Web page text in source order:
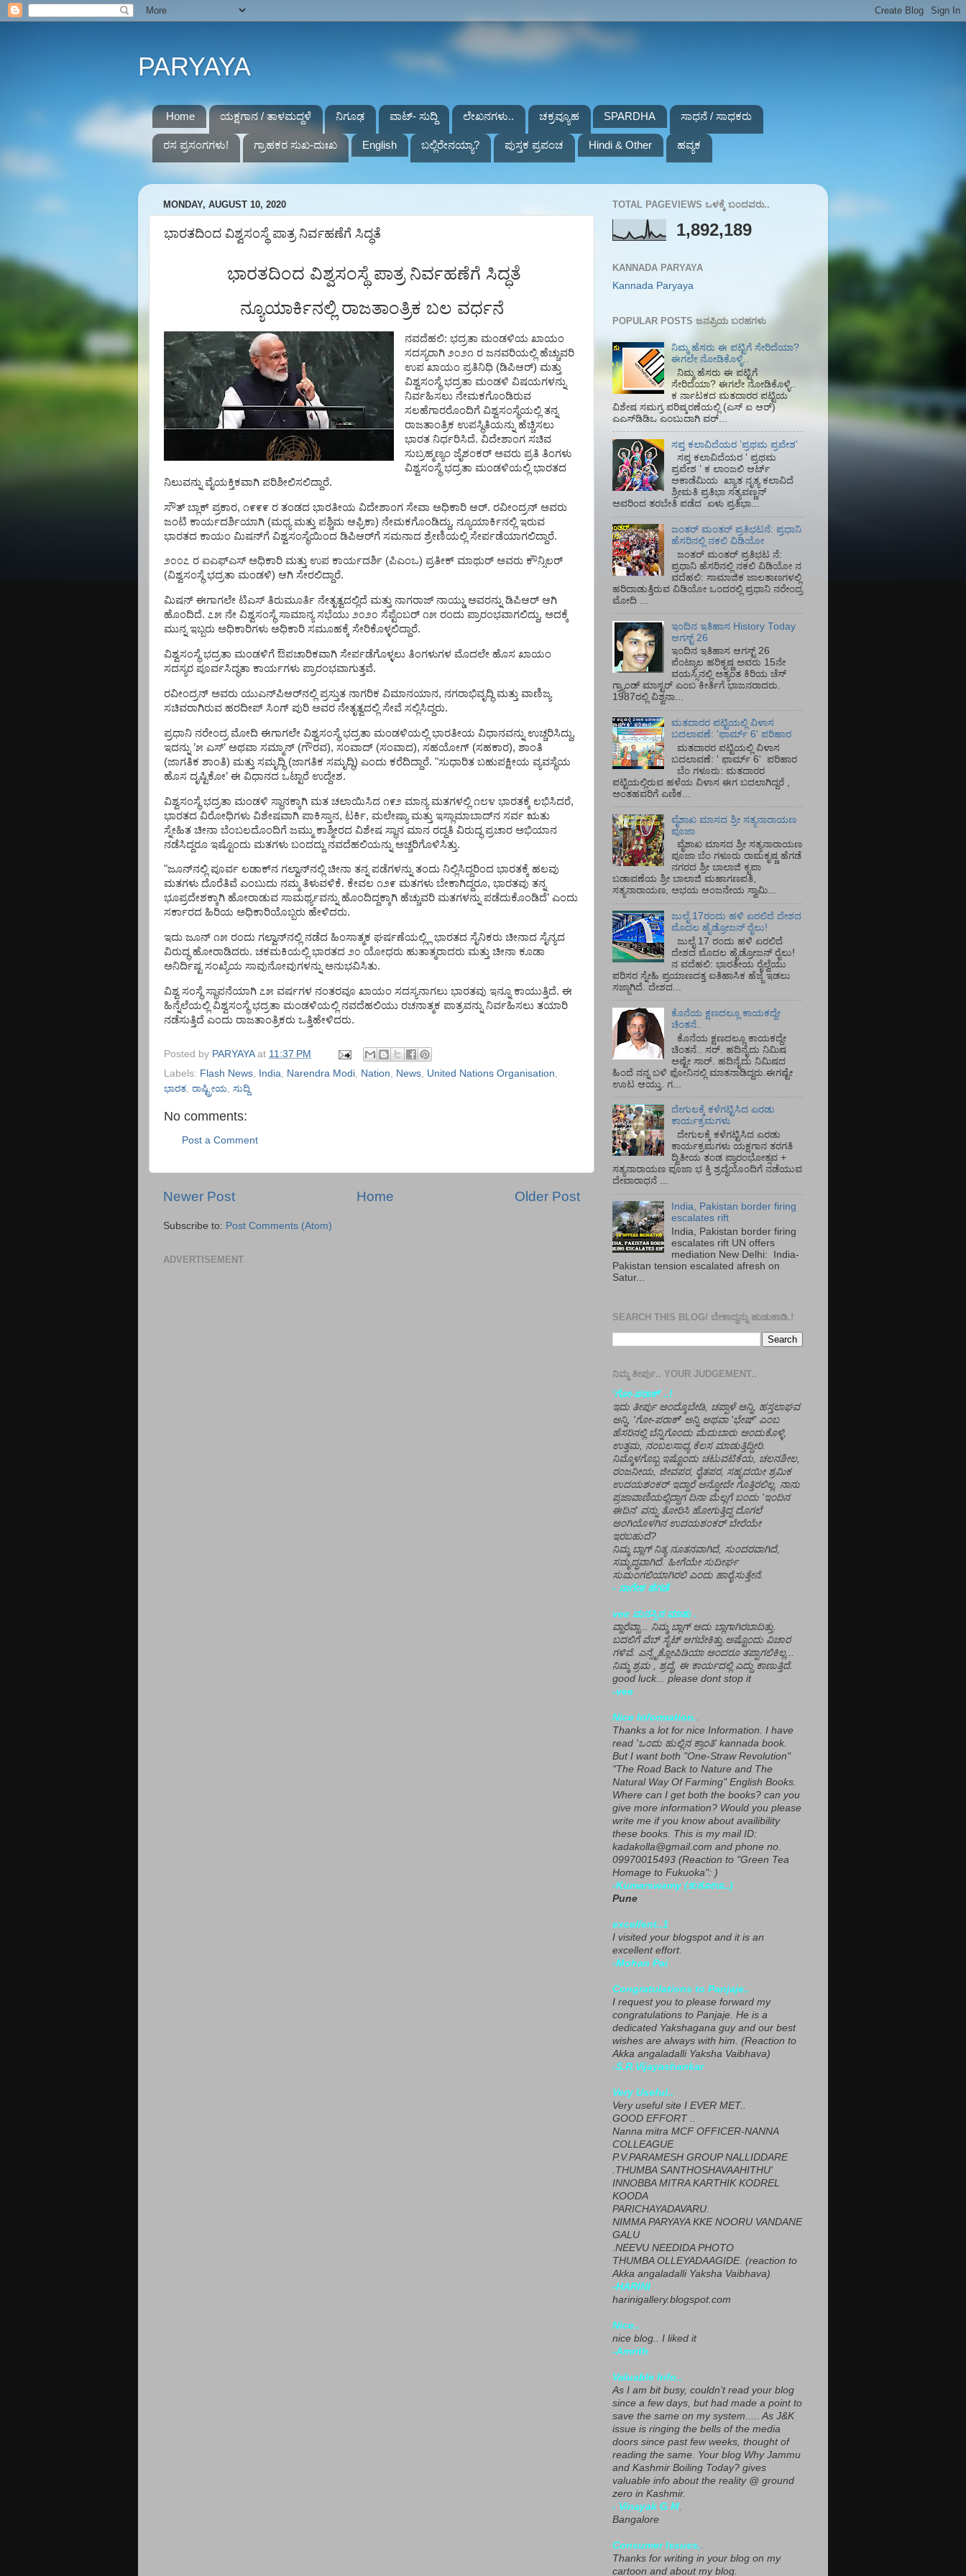
PARYAYA
Home ಯಕ್ಷಗಾನ / ತಾಳಮದ್ದಳೆ ನಿಗೂಢ ವಾಟ್- ಸುದ್ದಿ ಲೇಖನಗಳು.. ಚಕ್ರವ್ಯೂಹ SPARDHA ಸಾಧನೆ / ಸಾಧಕರು
ರಸ ಪ್ರಸಂಗಗಳು! ಗ್ರಾಹಕರ ಸುಖ-ದುಃಖ English ಬಲ್ಲಿರೇನಯ್ಯಾ? ಪುಸ್ತಕ ಪ್ರಪಂಚ Hindi & Other ಹವ್ಯಕ
MONDAY, AUGUST 10, 2020
ಭಾರತದಿಂದ ವಿಶ್ವಸಂಸ್ಥೆ ಪಾತ್ರ ನಿರ್ವಹಣೆಗೆ ಸಿದ್ಧತೆ
ಭಾರತದಿಂದ ವಿಶ್ವಸಂಸ್ಥೆ ಪಾತ್ರ ನಿರ್ವಹಣೆಗೆ ಸಿದ್ಧತೆ
ನ್ಯೂಯಾರ್ಕಿನಲ್ಲಿ ರಾಜತಾಂತ್ರಿಕ ಬಲ ವರ್ಧನೆ
ನವದೆಹಲಿ: ಭದ್ರತಾ ಮಂಡಳಿಯ ಖಾಯಂ
ಸದಸ್ಯರಾಗಿ ೨೦೨೧ ರ ಜನವರಿಯಲ್ಲಿ ಹೆಚ್ಚುವರಿ
ಉಪ ಖಾಯಂ ಪ್ರತಿನಿಧಿ(ಡಿಪಿಆರ್) ಮತ್ತು
ವಿಶ್ವಸಂಸ್ಥೆ ಭದ್ರತಾ ಮಂಡಳಿ ವಿಷಯಗಳನ್ನು
ನಿರ್ವಹಿಸಲು ನೇಮಕಗೊಂಡಿರುವ
ಸಲಹೆಗಾರರೊಂದಿಗೆ ವಿಶ್ವಸಂಸ್ಥೆಯಲ್ಲಿ ತನ್ನ
ರಾಜತಾಂತ್ರಿಕ ಉಪಸ್ಥಿತಿಯನ್ನು ಹೆಚ್ಚಿಸಲು
ಭಾರತ ನಿರ್ಧರಿಸಿದೆ. ವಿದೇಶಾಂಗ ಸಚಿವ
ಸುಬ್ರಹ್ಮಣ್ಯಂ ಜೈಶಂಕರ್ ಅವರು ಪ್ರತಿ ತಿಂಗಳು
ವಿಶ್ವಸಂಸ್ಥೆ ಭದ್ರತಾ ಮಂಡಳಿಯಲ್ಲಿ ಭಾರತದ
ನಿಲುವನ್ನು ವೈಯಕ್ತಿಕವಾಗಿ ಪರಿಶೀಲಿಸಲಿದ್ದಾರೆ.
ಸೌತ್ ಬ್ಲಾಕ್ ಪ್ರಕಾರ, ೧೯೯೯ ರ ತಂಡದ ಭಾರತೀಯ ವಿದೇಶಾಂಗ ಸೇವಾ ಅಧಿಕಾರಿ ಆರ್. ರವೀಂದ್ರನ್ ಅವರು
ಜಂಟಿ ಕಾರ್ಯದರ್ಶಿಯಾಗಿ (ಮಧ್ಯ ಮತ್ತು ಪಶ್ಚಿಮ ಆಫ್ರಿಕಾ) ನೇಮಕಗೊಂಡಿದ್ದು, ನ್ಯೂಯಾರ್ಕಿನಲ್ಲಿ ಇರುವ
ಭಾರತದ ಕಾಯಂ ಮಿಷನ್‌ಗೆ ವಿಶ್ವಸಂಸ್ಥೆಯಿಂದ ಡಿಪಿಆರ್‌ಗೆ ಸಮನಾದ ಶ್ರೇಣಿಯಲ್ಲಿ ಸೇರ್ಪಡೆಯಾಗಲಿದ್ದಾರೆ.
೨೦೦೭ ರ ಐಎಫ್‌ಎಸ್ ಅಧಿಕಾರಿ ಮತ್ತು ಉಪ ಕಾರ್ಯದರ್ಶಿ (ಪಿಎಂಒ) ಪ್ರತೀಕ್ ಮಾಥುರ್ ಅವರು ಕೌನ್ಸಿಲರ್
(ವಿಶ್ವಸಂಸ್ಥೆ ಭದ್ರತಾ ಮಂಡಳಿ) ಆಗಿ ಸೇರಲಿದ್ದಾರೆ.
ಮಿಷನ್ ಈಗಾಗಲೇ ಟಿಎಸ್ ತಿರುಮೂರ್ತಿ ನೇತೃತ್ವದಲ್ಲಿದೆ ಮತ್ತು ನಾಗರಾಜ್ ನಾಯ್ಡು ಅವರನ್ನು ಡಿಪಿಆರ್ ಆಗಿ
ಹೊಂದಿದೆ. ೭೫ ನೇ ವಿಶ್ವಸಂಸ್ಥೆ ಸಾಮಾನ್ಯ ಸಭೆಯು ೨೦೨೦ ಸೆಪ್ಟೆಂಬರ್ ೧೫ ರಂದು ಪ್ರಾರಂಭವಾಗಲಿದ್ದು, ಅದಕ್ಕೆ
ಮುನ್ನ ಇಬ್ಬರು ಅಧಿಕಾರಿಗಳು ಅಧಿಕಾರಿ ಸಮೂಹಕ್ಕೆ ಸೇರಿಕೊಳ್ಳಲಿದ್ದಾರೆ.
ವಿಶ್ವಸಂಸ್ಥೆ ಭದ್ರತಾ ಮಂಡಳಿಗೆ ಔಪಚಾರಿಕವಾಗಿ ಸೇರ್ಪಡೆಗೊಳ್ಳಲು ತಿಂಗಳುಗಳ ಮೊದಲೇ ಹೊಸ ಖಾಯಂ
ಸದಸ್ಯರ ಪೂರ್ವಸಿದ್ಧತಾ ಕಾರ್ಯಗಳು ಪ್ರಾರಂಭವಾಗುತ್ತವೆ.
ರವೀಂದ್ರನ್ ಅವರು ಯುಎನ್‌ಪಿಆರ್‌ನಲ್ಲಿ ಪ್ರಸ್ತುತ ನಾಗರಿಕ ವಿಮಾನಯಾನ, ನಗರಾಭಿವೃದ್ಧಿ ಮತ್ತು ವಾಣಿಜ್ಯ
ಸಚಿವರಾಗಿರುವ ಹರದೀಪ್ ಸಿಂಗ್ ಪುರಿ ಅವರ ನೇತೃತ್ವದಲ್ಲಿ ಸೇವೆ ಸಲ್ಲಿಸಿದ್ದರು.
ಪ್ರಧಾನಿ ನರೇಂದ್ರ ಮೋದಿ ಈಗಾಗಲೇ ವಿಶ್ವಸಂಸ್ಥೆ ಭದ್ರತಾ ಮಂಡಳಿಯಲ್ಲಿ ಭಾರತೀಯ ವಿಧಾನವನ್ನು ಉಚ್ಚರಿಸಿದ್ದು,
ಇದನ್ನು ’೫ ಎಸ್’ ಅಥವಾ ಸಮ್ಮಾನ್ (ಗೌರವ), ಸಂವಾದ್ (ಸಂವಾದ), ಸಹಯೋಗ್ (ಸಹಕಾರ), ಶಾಂತಿ
(ಜಾಗತಿಕ ಶಾಂತಿ) ಮತ್ತು ಸಮೃದ್ಧಿ (ಜಾಗತಿಕ ಸಮೃದ್ಧಿ) ಎಂದು ಕರೆದಿದ್ದಾರೆ. "ಸುಧಾರಿತ ಬಹುಪಕ್ಷೀಯ ವ್ಯವಸ್ಥೆಯ
ಹೊಸ ದೃಷ್ಟಿಕೋ’ ಈ ವಿಧಾನದ ಒಟ್ಟಾರೆ ಉದ್ದೇಶ.
ವಿಶ್ವಸಂಸ್ಥೆ ಭದ್ರತಾ ಮಂಡಳಿ ಸ್ಥಾನಕ್ಕಾಗಿ ಮತ ಚಲಾಯಿಸಿದ ೧೯೨ ಮಾನ್ಯ ಮತಗಳಲ್ಲಿ ೧೮೪ ಭಾರತಕ್ಕೆ ಲಭಿಸಿದರೆ,
ಭಾರತದ ವಿರೋಧಿಗಳು ವಿಶೇಷವಾಗಿ ಪಾಕಿಸ್ತಾನ, ಟರ್ಕಿ, ಮಲೇಷ್ಯಾ ಮತ್ತು ಇಸ್ಲಾಮಾಬಾದ್‌ನ ಸರ್ವ ಋತು
ಸ್ನೇಹಿತ ಚೀನಾ ಬೆಂಬಲದೊಂದಿಗೆ ಜಮ್ಮು ಕಾಶ್ಮೀರದ ವಿಶೇಷ ಸ್ಥಾನ ಮಾನ ರದ್ದತಿ ವಿರುದ್ಧ ಪ್ರಚಾರ ಅಭಿಯಾನ
ನಡೆಸಿದ್ದರೂ ಇಷ್ಟೊಂದು ಮತಗಳು ಬಂದದ್ದು ನವದೆಹಲಿಯನ್ನು ಅಚ್ಚರಿಗೊಳಿಸಿತ್ತು.
"ಜೂನ್‌ನಲ್ಲಿ ಪೂರ್ವ ಲಡಾಕ್‌ನ ಗಲ್ವಾನ್‌ನಲ್ಲಿ ಚೀನಾ ತನ್ನ ಪಡೆಗಳನ್ನು ತಂದು ನಿಲ್ಲಿಸಿದ್ದರಿಂದ ಭಾರತಕ್ಕೆ ಹಲವು
ಮತಗಳು ದೊರೆತಿವೆ ಎಂಬುದು ನಮ್ಮ ತಿಳುವಳಿಕೆ. ಕೇವಲ ೧೨೯ ಮತಗಳು ಬೇಕಾಗಿದ್ದರೂ, ಭಾರತವು ತನ್ನ
ಭೂಪ್ರದೇಶಕ್ಕಾಗಿ ಹೋರಾಡುವ ಸಾಮರ್ಥ್ಯವನ್ನು ಹೊಂದಿದ್ದಕ್ಕಾಗಿ ಹೆಚ್ಚುವರಿ ಮತಗಳನ್ನು ಪಡೆದುಕೊಂಡಿದೆ’ ಎಂದು
ಸರ್ಕಾರದ ಹಿರಿಯ ಅಧಿಕಾರಿಯೊಬ್ಬರು ಹೇಳಿದರು.
ಇದು ಜೂನ್ ೧೫ ರಂದು ಗಲ್ವಾನ್‌ನಲ್ಲಿ ನಡೆದ ಹಿಂಸಾತ್ಮಕ ಘರ್ಷಣೆಯಲ್ಲ್ಲಿ ಭಾರತದ ಸೈನಿಕರು ಚೀನಾದ ಸೈನ್ಯದ
ವಿರುದ್ಧ ಹೋರಾಡಿದರು. ಚಕಮಕಿಯಲ್ಲಿ ಭಾರತದ ೨೦ ಯೋಧರು ಹುತಾತ್ಮರಾದರು ಮತ್ತು ಚೀನಾ ಕೂಡಾ
ಅನಿರ್ದಿಷ್ಟ ಸಂಖ್ಯೆಯ ಸಾವುನೋವುಗಳನ್ನು ಅನುಭವಿಸಿತು.
ವಿಶ್ವ ಸಂಸ್ಥೆ ಸ್ಥಾಪನೆಯಾಗಿ ೭೫ ವರ್ಷಗಳ ನಂತರವೂ ಖಾಯಂ ಸದಸ್ಯನಾಗಲು ಭಾರತವು ಇನ್ನೂ ಕಾಯುತ್ತಿದೆ. ಈ
ಹಿನ್ನೆಲೆಯಲ್ಲಿ ವಿಶ್ವಸಂಸ್ಥೆ ಭದ್ರತಾ ಮಂಡಳಿಯಲ್ಲಿ ನವದೆಹಲಿಯು ರಚನಾತ್ಮಕ ಪಾತ್ರವನ್ನು ನಿರ್ವಹಿಸಲು ತಯಾರಿ
ನಡೆಸುತ್ತಿದೆ ಎಂದು ರಾಜತಾಂತ್ರಿಕರು ಒತ್ತಿಹೇಳಿದರು.
Posted by PARYAYA at 11:37 PM
Labels: Flash News, India, Narendra Modi, Nation, News, United Nations Organisation,
ಭಾರತ, ರಾಷ್ಟ್ರೀಯ, ಸುದ್ದಿ
No comments:
Post a Comment
Newer Post Older Post
Home
Subscribe to: Post Comments (Atom)
ADVERTISEMENT
TOTAL PAGEVIEWS ಒಳಕ್ಕೆ ಬಂದವರು..
1,892,189
KANNADA PARYAYA
Kannada Paryaya
POPULAR POSTS ಜನಪ್ರಿಯ ಬರಹಗಳು
ನಿಮ್ಮ ಹೆಸರು ಈ ಪಟ್ಟಿಗೆ ಸೇರಿದೆಯಾ?
ಈಗಲೇ ನೋಡಿಕೊಳ್ಳಿ..
ನಿಮ್ಮ ಹೆಸರು ಈ ಪಟ್ಟಿಗೆ
ಸೇರಿದೆಯಾ? ಈಗಲೇ ನೋಡಿಕೊಳ್ಳಿ..
ಕ ರ್ನಾಟಕದ ಮತದಾರರ ಪಟ್ಟಿಯ
ವಿಶೇಷ ಸಮಗ್ರ ಪರಿಷ್ಕರಣೆಯಲ್ಲಿ (ಎಸ್‌ ಐ ಆರ್)‌
ಎಎಸ್‌ಡಿಡಿಒ ಎಂಬುದಾಗಿ ವರ್...
ಸಪ್ತ ಕಲಾವಿದೆಯರ ʼಪ್ರಥಮ ಪ್ರವೇಶʼ
ಸಪ್ತ ಕಲಾವಿದೆಯರ ʼ ಪ್ರಥಮ
ಪ್ರವೇಶ ʼ ಕ ಲಾಂಜಲಿ ಆರ್ಟ್
ಅಕಾಡೆಮಿಯ‌ ಖ್ಯಾತ ನೃತ್ಯ ಕಲಾವಿದೆ
ಶ್ರೀಮತಿ ಪ್ರತಿಭಾ ಸತ್ಯವಣ್ಣನ್
ಅವರಿಂದ ತರಬೇತಿ ಪಡೆದ ಏಳು ಪ್ರತಿಭಾ...
ಜಂತರ್ ಮಂತರ್ ಪ್ರತಿಭಟನೆ: ಪ್ರಧಾನಿ
ಹೆಸರಿನಲ್ಲಿ ನಕಲಿ ವಿಡಿಯೋ
ಜಂತರ್ ಮಂತರ್ ಪ್ರತಿಭಟ ನೆ:
ಪ್ರಧಾನಿ ಹೆಸರಿನಲ್ಲಿ ನಕಲಿ ವಿಡಿಯೋ ನ
ವದೆಹಲಿ: ಸಾಮಾಜಿಕ ಜಾಲತಾಣಗಳಲ್ಲಿ
ಹರಿದಾಡುತ್ತಿರುವ ವಿಡಿಯೋ ಒಂದರಲ್ಲಿ ಪ್ರಧಾನಿ ನರೇಂದ್ರ
ಮೋದಿ ...
ಇಂದಿನ ಇತಿಹಾಸ History Today
ಆಗಸ್ಟ್ 26
ಇಂದಿನ ಇತಿಹಾಸ ಆಗಸ್ಟ್ 26
ಪೆಂಟ್ಯಾಲ ಹರಿಕೃಷ್ಣ ಅವರು 15ನೇ
ವಯಸ್ಸಿನಲ್ಲಿ ಅತ್ಯಂತ ಕಿರಿಯ ಚೆಸ್
ಗ್ರ್ಯಾಂಡ್ ಮಾಸ್ಟರ್ ಎಂಬ ಕೀರ್ತಿಗೆ ಭಾಜನರಾದರು.
1987ರಲ್ಲಿ ವಿಶ್ವನಾ...
ಮತದಾರರ ಪಟ್ಟಿಯಲ್ಲಿ ವಿಳಾಸ
ಬದಲಾವಣೆ: 'ಫಾರ್ಮ್ 6' ಪರಿಹಾರ
ಮತದಾರರ ಪಟ್ಟಿಯಲ್ಲಿ ವಿಳಾಸ
ಬದಲಾವಣೆ: ' ಫಾರ್ಮ್ 6' ಪರಿಹಾರ
ಬೆಂ ಗಳೂರು: ಮತದಾರರ
ಪಟ್ಟಿಯಲ್ಲಿರುವ ಹಳೆಯ ವಿಳಾಸ ಈಗ ಬದಲಾಗಿದ್ದರೆ ,
ಅಂತಹವರಿಗೆ ಎಣಿಕ...
ವೈಶಾಖ ಮಾಸದ ಶ್ರೀ ಸತ್ಯನಾರಾಯಣ
ಪೂಜಾ
ವೈಶಾಖ ಮಾಸದ ಶ್ರೀ ಸತ್ಯನಾರಾಯಣ
ಪೂಜಾ ಬೆಂ ಗಳೂರು ರಾಮಕೃಷ್ಣ ಹೆಗಡೆ
ನಗರದ ಶ್ರೀ ಬಾಲಾಜಿ ಕೃಪಾ
ಬಡಾವಣೆಯ ಶ್ರೀ ಬಾಲಾಜಿ ಮಹಾಗಣಪತಿ,
ಸತ್ಯನಾರಾಯಣ, ಅಭಯ ಆಂಜನೇಯ ಸ್ವಾಮಿ...
ಜುಲೈ 17ರಂದು ಹಳಿ ಏರಲಿದೆ ದೇಶದ
ಮೊದಲ ಹೈಡ್ರೋಜನ್ ರೈಲು!
ಜುಲೈ 17 ರಂದು ಹಳಿ ಏರಲಿದೆ
ದೇಶದ ಮೊದಲ ಹೈಡ್ರೋಜನ್ ರೈಲು!
ನ ವದೆಹಲಿ: ಭಾರತೀಯ ರೈಲ್ವೆಯು
ಪರಿಸರ ಸ್ನೇಹಿ ಪ್ರಯಾಣದತ್ತ ಐತಿಹಾಸಿಕ ಹೆಜ್ಜೆ ಇಡಲು
ಸಜ್ಜಾಗಿದೆ. ದೇಶದ...
ಕೊನೆಯ ಕ್ಷಣದಲ್ಲೂ ಕಾಯಕದ್ದೇ
ಚಿಂತನೆ..
ಕೊನೆಯ ಕ್ಷಣದಲ್ಲೂ ಕಾಯಕದ್ದೇ
ಚಿಂತನೆ.. ಸರ್.‌ ಹದಿನೈದು ನಿಮಿಷ
ಅಷ್ಟೇ ಸಾರ್.‌ ಹದಿನೈದು ನಿಮಿಷದ
ಹಿಂದೆ ನನ್ನ ಬಳಿ ಫೋನಿನಲ್ಲಿ ಮಾತನಾಡಿದ್ದರು.ಈಗಷ್ಟೇ
ಊಟ ಆಯ್ತು. ಗ...
ದೇಗುಲಕ್ಕೆ ಕಳೆಗಟ್ಟಿಸಿದ ಎರಡು
ಕಾರ್ಯಕ್ರಮಗಳು
ದೇಗುಲಕ್ಕೆ ಕಳೆಗಟ್ಟಿಸಿದ ಎರಡು
ಕಾರ್ಯಕ್ರಮಗಳು ಯಕ್ಷಗಾನ ತರಗತಿ
ದ್ವಿತೀಯ ತಂಡ ಪ್ರಾರಂಭೋತ್ಸವ +
ಸತ್ಯನಾರಾಯಣ ಪೂಜಾ ಭ ಕ್ತಿ ಶ್ರದ್ಧೆಯೊಂದಿಗೆ ನಡೆಯುವ
ದೇವಾರಾಧನೆ ...
India, Pakistan border firing
escalates rift
India, Pakistan border firing
escalates rift UN offers
mediation New Delhi: India-
Pakistan tension escalated afresh on
Satur...
SEARCH THIS BLOG/ ಬೇಕಾದ್ದನ್ನು ಹುಡುಕಾಡಿ.!
ನಿಮ್ಮ ತೀರ್ಪು.. YOUR JUDGEMENT..
'ಗೋ-ಪರಾಕ್' ..!
ಇದು ತೀರ್ಪು ಅಂದ್ಕೊಬೇಡಿ, ಚಪ್ಪಾಳೆ ಅನ್ನಿ, ಹಸ್ತಲಾಘವ
ಅನ್ನಿ, 'ಗೋ-ಪರಾಕ್' ಅನ್ನಿ ಅಥವಾ 'ಭೇಷ್' ಎಂಬ
ಹೆಸರಿನಲ್ಲಿ ಬೆನ್ನಿಗೊಂದು ಮೆದುಬಾರು ಅಂದುಕೊಳ್ಳಿ.
ಉತ್ತಮ, ನಂಬಲಸಾಧ್ಯ ಕೆಲಸ ಮಾಡುತ್ತಿದ್ದೀರಿ.
ನಿಮ್ಮೊಳಗೊಬ್ಬ ಇಷ್ಟೊಂದು ಚಟುವಟಿಕೆಯ, ಚಲನಶೀಲ,
ರಂಜನೀಯ, ಜೀವಪರ, ರೈತಪರ, ಸಹೃದಯೀ ಶ್ರಮಿಕ
ಉದಯಶಂಕರ್ ಇದ್ದಾರೆ ಅನ್ನೋದೇ ಗೊತ್ತಿರಲಿಲ್ಲ. ನಾನು
ಪ್ರಜಾವಾಣಿಯಲ್ಲಿದ್ದಾಗ ದಿನಾ ಮೆಲ್ಲಗೆ ಬಂದು 'ಇಂದಿನ
ಈದಿನ' ವನ್ನು ತೋರಿಸಿ ಹೋಗುತ್ತಿದ್ದ ದೊಗಲೆ
ಅಂಗಿಯೊಳಗಿನ ಉದಯಶಂಕರ್ ಬೇರೆಯೇ
ಇರಬಹುದೆ?
ನಿಮ್ಮ ಬ್ಲಾಗ್ ನಿತ್ಯ ನೂತನವಾಗಿದೆ, ಸುಂದರವಾಗಿದೆ,
ಸಮೃದ್ಧವಾಗಿದೆ. ಹೀಗೆಯೇ ಸುದೀರ್ಘ
ಸುಮಂಗಲಿಯಾಗಿರಲಿ ಎಂದು ಹಾರೈಸುತ್ತೇನೆ.
- ನಾಗೇಶ ಹೆಗಡೆ
vee ಮನಸ್ಸಿನ ಮಾತು .
ವ್ಹಾರೆವ್ಹಾ... ನಿಮ್ಮ ಬ್ಲಾಗ್ ಅದು ಬ್ಲಾಗಾಗಿರಬಾದಿತ್ತು.
ಬದಲಿಗೆ ವೆಬ್ ಸೈಟ್ ಆಗಬೇಕಿತ್ತು.ಅಷ್ಟೊಂದು ವಿಚಾರ
ಗಳಿವೆ. ಎನ್ಸೈಕ್ಲೋಪಿಡಿಯಾ ಅಂದರೂ ತಪ್ಪಾಗಲಿಕಿಲ್ಲ...
ನಿಮ್ಮ ಶ್ರಮ , ಶ್ರದ್ಧೆ, ಈ ಕಾರ್ಯದಲ್ಲಿ ಎದ್ದು ಕಾಣುತ್ತಿದೆ.
good luck... please dont stop it
-vee
Nice Information..
Thanks a lot for nice Information. I have
read 'ಒಂದು ಹುಲ್ಲಿನ ಕ್ರಾಂತಿ' kannada book.
But I want both "One-Straw Revolution"
"The Road Back to Nature and The
Natural Way Of Farming" English Books.
Where can I get both the books? can you
give more information? Would you please
write me if you know about availibility
these books. This is my mail ID:
kadakolla@gmail.com and phone no.
09970015493 (Reaction to "Green Tea
Homage to Fukuoka": )
-Kumarswamy (ಕುಕೂಊ..)
Pune
excellent..1
I visited your blogspot and it is an
excellent effort.
-Mohan Pai
Congratulations to Panjaje..
I request you to please forward my
congratulations to Panjaje. He is a
dedicated Yakshagana guy and our best
wishes are always with him. (Reaction to
Akka angaladalli Yaksha Vaibhava)
-S.R.Vijayashankar
Very Useful..
Very useful site I EVER MET..
GOOD EFFORT ..
Nanna mitra MCF OFFICER-NANNA
COLLEAGUE
P.V.PARAMESH GROUP NALLIDDARE
.THUMBA SANTHOSHAVAAHITHU'
INNOBBA MITRA KARTHIK KODREL
KOODA
PARICHAYADAVARU.
NIMMA PARYAYA KKE NOORU VANDANE
GALU
.NEEVU NEEDIDA PHOTO
THUMBA OLLEYADAAGIDE. (reaction to
Akka angaladalli Yaksha Vaibhava)
-HARINI
harinigallery.blogspot.com
Nice..
nice blog.. I liked it
-Amrith
Valuable Info..
As I am bit busy, couldn’t read your blog
since a few days, but had made a point to
save the same on my system..... As J&K
issue is ringing the bells of the media
doors since past few weeks, thought of
reading the same. Your blog Why Jammu
and Kashmir Boiling Today? gives
valuable info about the reality @ ground
zero in Kashmir.
- Vinayak G M,
Bangalore
Consumer Issues..
Thanks for writing in your blog on my
cartoon and about my blog.